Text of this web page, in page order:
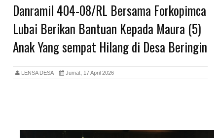
Danramil 404-08/RL Bersama Forkopimca
Lubai Berikan Bantuan Kepada Maura (5)
Anak Yang sempat Hilang di Desa Beringin
LENSA DESA Jumat, 17 April 2026